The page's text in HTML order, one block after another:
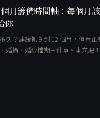
月籌備時間軸：每個月
你
久？建議抓 9 到 12 個月，但真正
婚攝、婚紗檔期三件事。本文把